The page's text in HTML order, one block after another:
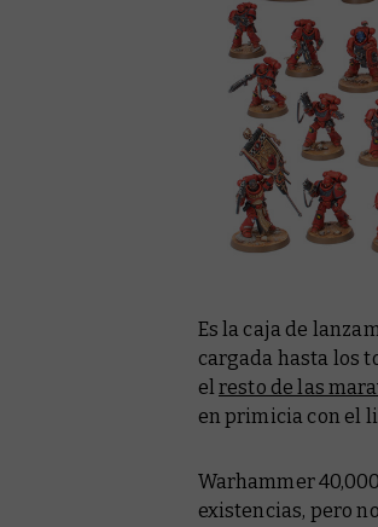
Es la caja de
cargada hasta los
elresto de las
en primicia con el
Warhammer
existencias, pero